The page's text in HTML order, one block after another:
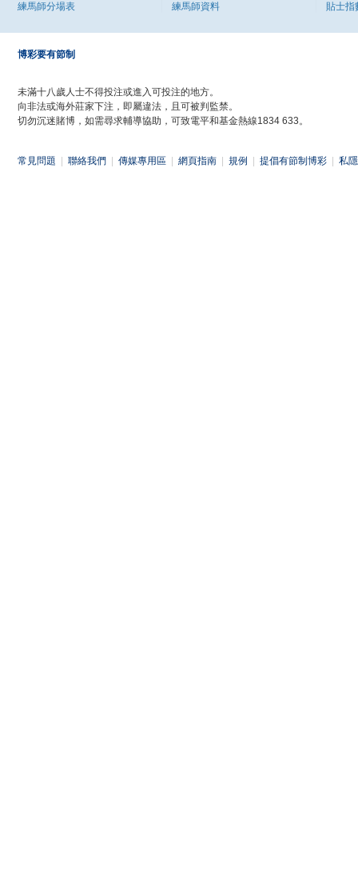
練馬師分場表
練馬師資料
貼士指
博彩要有節制
未滿十八歲人士不得投注或進入可投注的地方。
向非法或海外莊家下注，即屬違法，且可被判監禁。
切勿沉迷賭博，如需尋求輔導協助，可致電平和基金熱線1834 633。
常見問題 聯絡我們 傳媒專用區 網頁指南 規例 提倡有節制博彩 私